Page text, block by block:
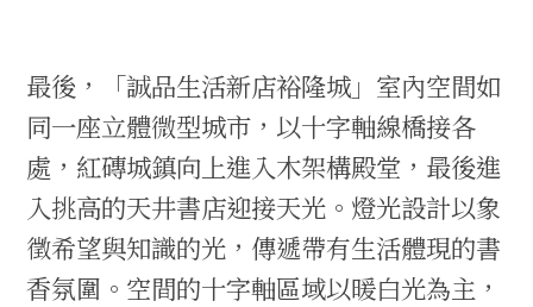
最後，「誠品生活新店裕隆城」室內空間如
同一座立體微型城市，以十字軸線橋接各
處，紅磚城鎮向上進入木架構殿堂，最後進
入挑高的天井書店迎接天光。燈光設計以象
徵希望與知識的光，傳遞帶有生活體現的書
香氛圍。空間的十字軸區域以暖白光為主，